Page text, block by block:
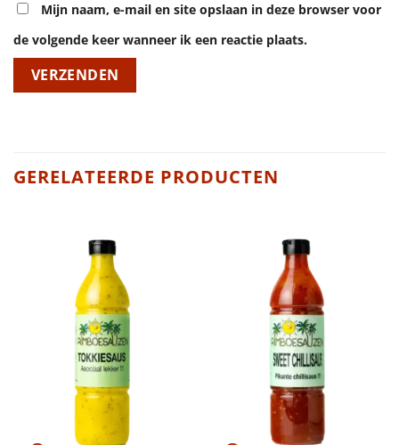
Mijn naam, e-mail en site opslaan in deze browser voor
de volgende keer wanneer ik een reactie plaats.
GERELATEERDE PRODUCTEN